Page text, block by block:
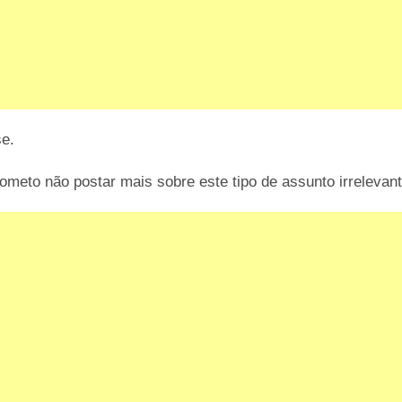
não postar mais sobre este tipo de assunto